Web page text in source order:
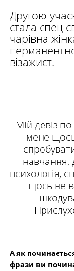
Другою
стала спец
чарівна
візажист.
Мій девіз
мене
навчання,
психологія,
щось не
А як
фрази ви